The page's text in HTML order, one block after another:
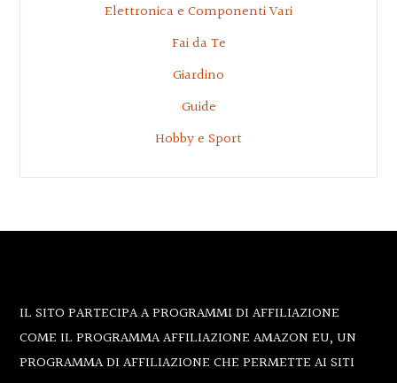
Elettronica e Componenti Vari
Fai da Te
Giardino
Guide
Hobby e Sport
Footer
IL SITO PARTECIPA A PROGRAMMI DI AFFILIAZIONE
COME IL PROGRAMMA AFFILIAZIONE AMAZON EU, UN
PROGRAMMA DI AFFILIAZIONE CHE PERMETTE AI SITI